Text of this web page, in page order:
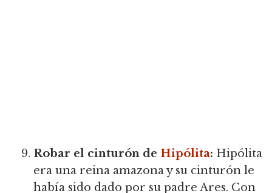
Robar el cinturón de Hipólita: Hipólita
era una reina amazona y su cinturón le
había sido dado por su padre Ares. Con